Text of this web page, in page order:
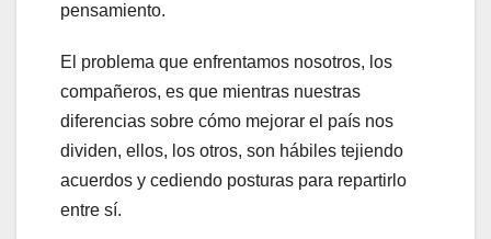
pensamiento.
El problema que enfrentamos nosotros, los
compañeros, es que mientras nuestras
diferencias sobre cómo mejorar el país nos
dividen, ellos, los otros, son hábiles tejiendo
acuerdos y cediendo posturas para repartirlo
entre sí.